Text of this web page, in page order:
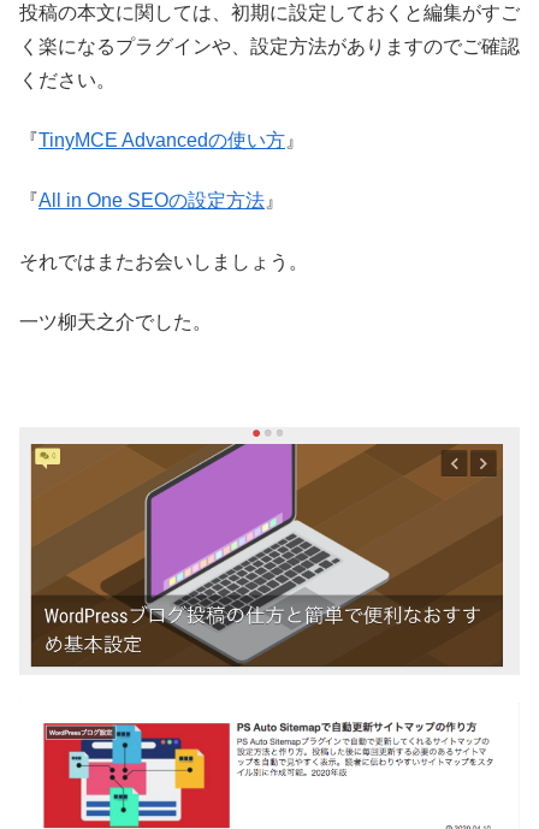
投稿の本文に関しては、初期に設定しておくと編集がすご
く楽になるプラグインや、設定方法がありますのでご確認
ください。
『TinyMCE Advancedの使い方 』
『All in One SEOの設定方法 』
それではまたお会いしましょう。
一ツ柳天之介でした。